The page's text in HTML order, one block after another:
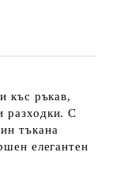
къс ръкав,
разходки. С
тъкана
елегантен